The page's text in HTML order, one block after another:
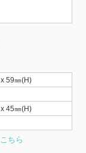
59㎜(H)
45㎜(H)
ちら